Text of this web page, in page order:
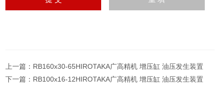
上一篇： RB160x30-65HIROTAKA广高精机 增压缸 油压发生装置
下一篇： RB100x16-12HIROTAKA广高精机 增压缸 油压发生装置